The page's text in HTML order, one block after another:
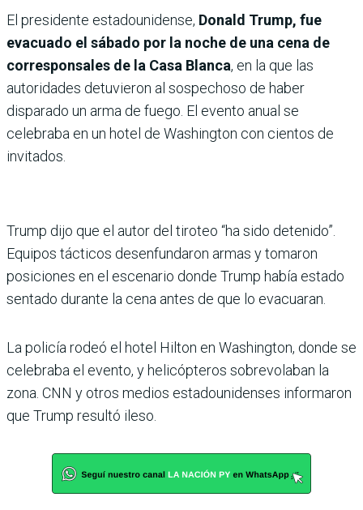
El presidente estadounidense, Donald Trump, fue
evacuado el sábado por la noche de una cena de
corresponsales de la Casa Blanca, en la que las
autoridades detuvieron al sospechoso de haber
disparado un arma de fuego. El evento anual se
celebraba en un hotel de Washington con cientos de
invitados.
Trump dijo que el autor del tiroteo “ha sido detenido”.
Equipos tácticos desenfundaron armas y tomaron
posiciones en el escenario donde Trump había estado
sentado durante la cena antes de que lo evacuaran.
La policía rodeó el hotel Hilton en Washington, donde se
celebraba el evento, y helicópteros sobrevolaban la
zona. CNN y otros medios estadounidenses informaron
que Trump resultó ileso.